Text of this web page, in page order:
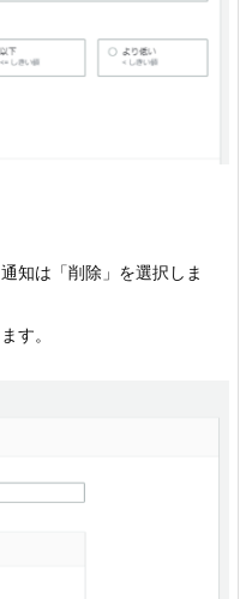
知は「削除」を選択しま
す。